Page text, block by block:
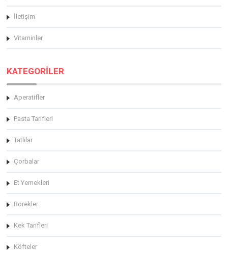
İletişim
Vitaminler
KATEGORİLER
Aperatifler
Pasta Tarifleri
Tatlılar
Çorbalar
Et Yemekleri
Börekler
Kek Tarifleri
Köfteler